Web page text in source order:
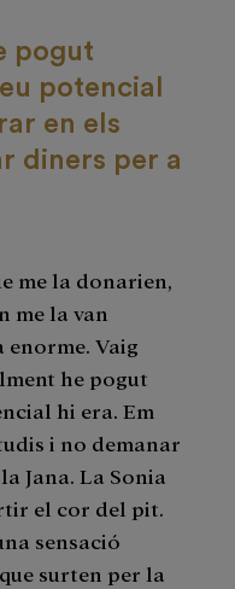
pogut
potencial
en els
diners per a
me la donarien,
me la van
enorme. Vaig
he pogut
hi era. Em
i no demanar
Jana. La Sonia
el cor del pit.
sensació
surten per la